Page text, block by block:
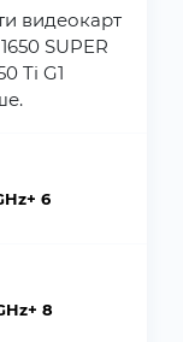
видеокарт
SUPER
Ti G1
6
8